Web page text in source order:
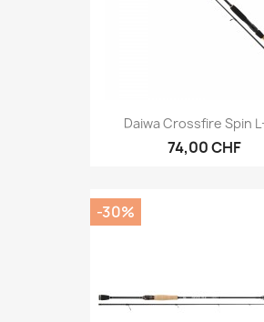
Daiwa Crossfire Spin
74,00 CHF
-30%